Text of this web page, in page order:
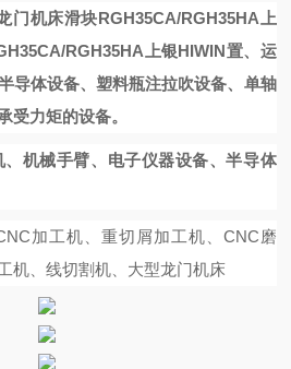
门机床滑块RGH35CA/RGH35HA上
RGH35HA上银HIWIN置、运
导体设备、塑料瓶注拉吹设备、单轴
受力矩的设备。
机械手臂、电子仪器设备、半导体
加工机、重切屑加工机、CNC磨
机、线切割机、大型龙门机床